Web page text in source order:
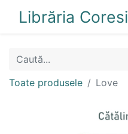
Librăria Coresi
Toate produsele Love